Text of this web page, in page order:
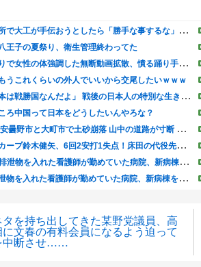
タを持ち出してきた某野党議員、高
に文春の有料会員になるよう迫って
中断させ……